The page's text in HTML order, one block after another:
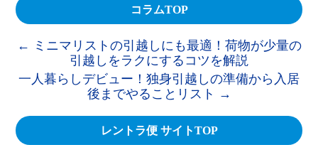
コラムTOP
← ミニマリストの引越しにも最適！荷物が少量の
引越しをラクにするコツを解説
一人暮らしデビュー！独身引越しの準備から入居
後までやることリスト →
レントラ便 サイトTOP